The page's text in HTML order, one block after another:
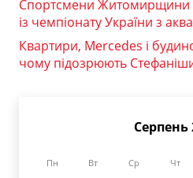
Спортсмени Житомирщини
із чемпіонату України з
Квартири, Mercedes і
чому підозрюють
Серпень
Пн Вт Ср Чт